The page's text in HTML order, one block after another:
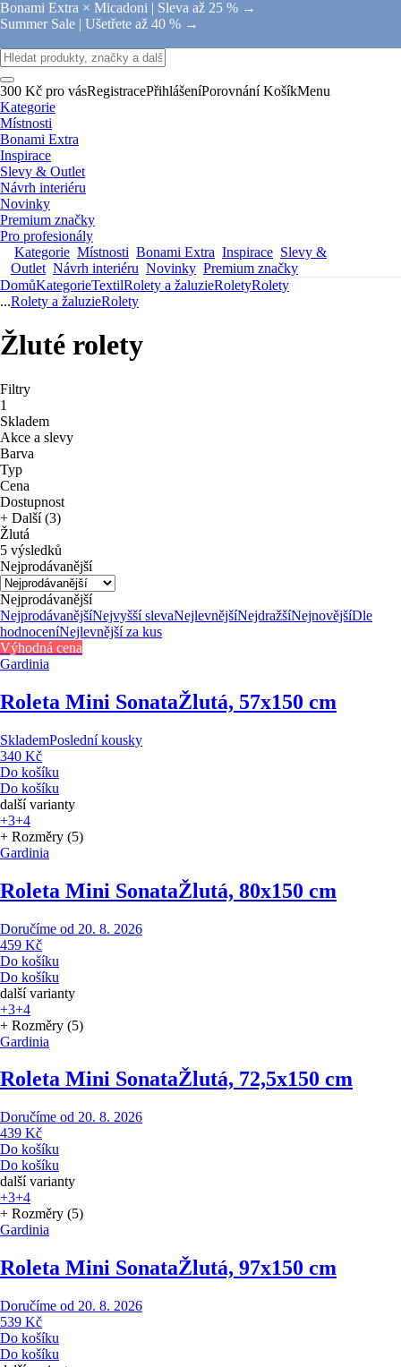
Bonami Extra × Micadoni | Sleva až 25 % →
Summer Sale | Ušetřete až 40 % →
300 Kč pro vásRegistracePřihlášeníPorovnání KošíkMenu
Kategorie
Místnosti
Bonami Extra
Inspirace
Slevy & Outlet
Návrh interiéru
Novinky
Premium značky
Pro profesionály
Kategorie Místnosti Bonami Extra Inspirace Slevy &
Outlet Návrh interiéru Novinky Premium značky
DomůKategorieTextilRolety a žaluzieRoletyRolety
...Rolety a žaluzieRolety
Žluté rolety
Filtry
1
Skladem
Akce a slevy
Barva
Typ
Cena
Dostupnost
+ Další (3)
Žlutá
5 výsledků
Nejprodávanější
Nejprodávanější
NejprodávanějšíNejvyšší slevaNejlevnějšíNejdražšíNejnovějšíDle
hodnoceníNejlevnější za kus
Výhodná cena
Gardinia
Roleta Mini SonataŽlutá, 57x150 cm
SklademPoslední kousky
340 Kč
Do košíku
Do košíku
další varianty
+3+4
+ Rozměry (5)
Gardinia
Roleta Mini SonataŽlutá, 80x150 cm
Doručíme od 20. 8. 2026
459 Kč
Do košíku
Do košíku
další varianty
+3+4
+ Rozměry (5)
Gardinia
Roleta Mini SonataŽlutá, 72,5x150 cm
Doručíme od 20. 8. 2026
439 Kč
Do košíku
Do košíku
další varianty
+3+4
+ Rozměry (5)
Gardinia
Roleta Mini SonataŽlutá, 97x150 cm
Doručíme od 20. 8. 2026
539 Kč
Do košíku
Do košíku